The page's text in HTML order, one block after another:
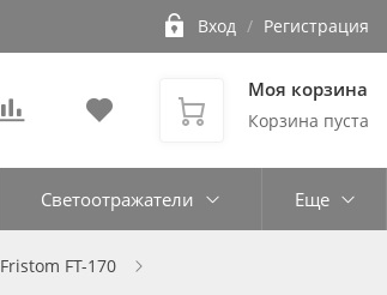
Вход / Регистрация
Моя корзина
Корзина пуста
Светоотражатели Еще
Fristom FT-170